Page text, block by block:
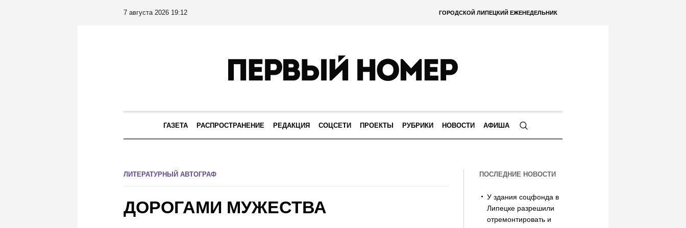
ГОРОДСКОЙ ЛИПЕЦКИЙ ЕЖЕНЕДЕЛЬНИК
7 августа 2026 19:12
ГАЗЕТА РАСПРОСТРАНЕНИЕ РЕДАКЦИЯ СОЦСЕТИ ПРОЕКТЫ РУБРИКИ НОВОСТИ АФИША
ЛИТЕРАТУРНЫЙ АВТОГРАФ
ДОРОГАМИ МУЖЕСТВА
ПОСЛЕДНИЕ НОВОСТИ
У здания соцфонда в
Липецке разрешили
отремонтировать и